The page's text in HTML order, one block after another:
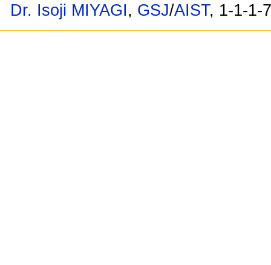
Dr. Isoji MIYAGI, GSJ/AIST, 1-1-1-